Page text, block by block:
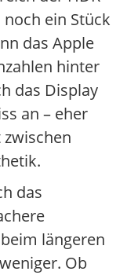
ein Stück
das Apple
hinter
das Display
an – eher
das
längeren
Ob